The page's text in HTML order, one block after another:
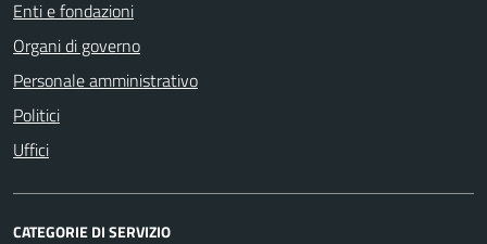
Enti e fondazioni
Organi di governo
Personale amministrativo
Politici
Uffici
CATEGORIE DI SERVIZIO